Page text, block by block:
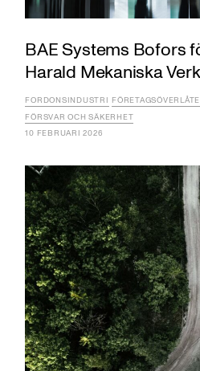
BAE Systems Bofors
Harald Mekaniska
FORDONSINDUSTRI
FÖRSVAR OCH SÄKERHET
10 FEBRUARI 2026